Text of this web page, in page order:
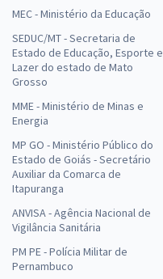
MEC - Ministério da Educação
SEDUC/MT - Secretaria de
Estado de Educação, Esporte e
Lazer do estado de Mato
Grosso
MME - Ministério de Minas e
Energia
MP GO - Ministério Público do
Estado de Goiás - Secretário
Auxiliar da Comarca de
Itapuranga
ANVISA - Agência Nacional de
Vigilância Sanitária
PM PE - Polícia Militar de
Pernambuco